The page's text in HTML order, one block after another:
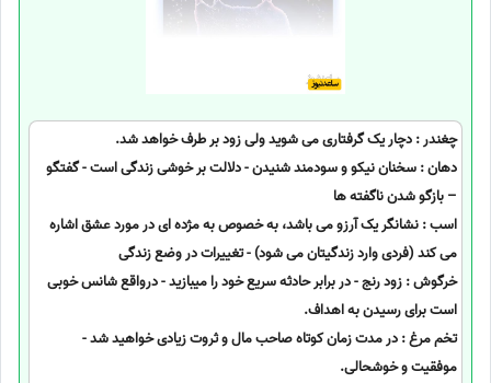
چغندر : دچار یک گرفتاری می شوید ولی زود بر طرف خواهد شد.
دهان : سخنان نیکو و سودمند شنیدن - دلالت بر خوشی زندگی است - گفتگو
– بازگو شدن ناگفته ها
اسب : نشانگر یک آرزو می باشد، به خصوص به مژده ای در مورد عشق اشاره
می کند (فردی وارد زندگیتان می شود) - تغییرات در وضع زندگی
خرگوش : زود رنج - در برابر حادثه سریع خود را میبازید - درواقع شانس خوبی
است برای رسیدن به اهداف.
تخم مرغ : در مدت زمان کوتاه صاحب مال و ثروت زیادی خواهید شد -
موفقیت و خوشحالی.